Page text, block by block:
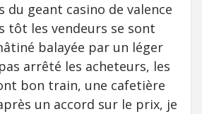
du geant casino de valence
tôt les vendeurs se sont
balayée par un léger
arrêté les acheteurs, les
bon train, une cafetière
un accord sur le prix, je